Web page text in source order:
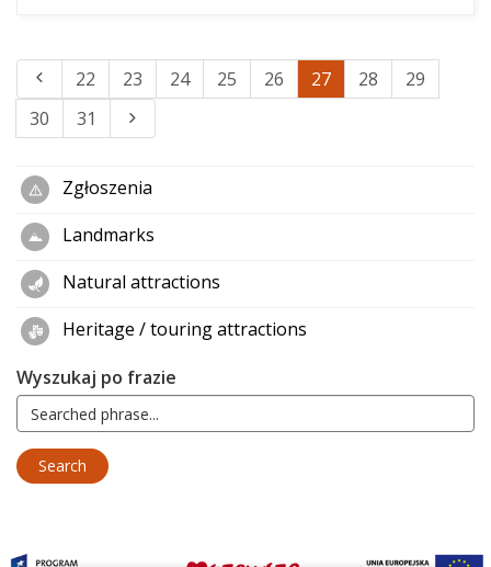
22 23 24 25 26 27 28
29
30
31
Zgłoszenia
Landmarks
Natural attractions
Heritage / touring attractions
Wyszukaj po frazie